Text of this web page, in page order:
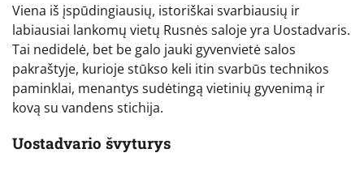
Viena iš įspūdingiausių, istoriškai svarbiausių ir
labiausiai lankomų vietų Rusnės saloje yra Uostadvaris.
Tai nedidelė, bet be galo jauki gyvenvietė salos
pakraštyje, kurioje stūkso keli itin svarbūs technikos
paminklai, menantys sudėtingą vietinių gyvenimą ir
kovą su vandens stichija.
Uostadvario švyturys